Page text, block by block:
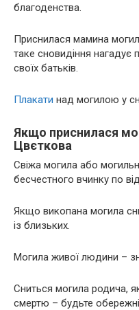
благоденства.
Приснилася мамина
таке сновидіння нагадує
своїх батьків.
Плакати над могилою у
Якщо приснилася
Цвєткова
Свіжа могила або
бесчестного вчинку по
Якщо викопана могила
із близьких.
Могила живої людини –
Сниться могила родича,
смертю – будьте